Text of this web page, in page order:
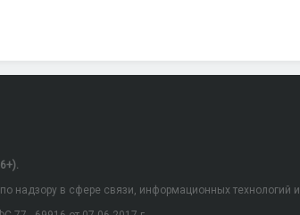
надзору в сфере связи, информационных технологий и